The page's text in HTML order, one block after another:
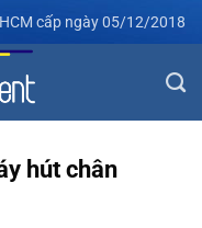
cấp ngày 05/12/2018
hút chân